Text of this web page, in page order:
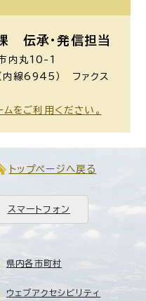
伝承・発信担当
内丸10-1
線6945） ファクス
をご利用ください。
トップページへ戻る
スマートフォン
県内各市町村
ウェブアクセシビリティ